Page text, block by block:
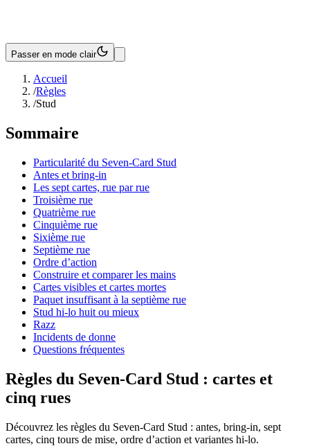
Passer en mode clair
Accueil
/Règles
/Stud
Sommaire
Particularité du Seven-Card Stud
Antes et bring-in
Les sept cartes, rue par rue
Troisième rue
Quatrième rue
Cinquième rue
Sixième rue
Septième rue
Ordre d’action
Construire et comparer les mains
Cartes visibles et cartes mortes
Paquet insuffisant à la septième rue
Stud hi-lo huit ou mieux
Razz
Incidents de donne
Questions fréquentes
Règles du Seven-Card Stud : cartes et
cinq rues
Découvrez les règles du Seven-Card Stud : antes, bring-in, sept
cartes, cinq tours de mise, ordre d’action et variantes hi-lo.